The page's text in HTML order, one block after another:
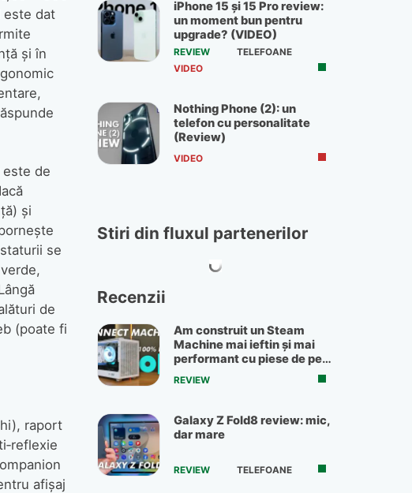
este dat
şi în
este de
şi
se
de
(poate fi
raport
afişaj
iPhone 15 și 15 Pro review:
un moment bun pentru
upgrade? (VIDEO)
REVIEW
TELEFOANE
VIDEO
Nothing Phone (2): un
telefon cu personalitate
(Review)
VIDEO
Stiri din fluxul partenerilor
Recenzii
Am construit un Steam
Machine mai ieftin și mai
performant cu piese de pe
OLX
REVIEW
Galaxy Z Fold8 review: mic,
dar mare
REVIEW TELEFOANE